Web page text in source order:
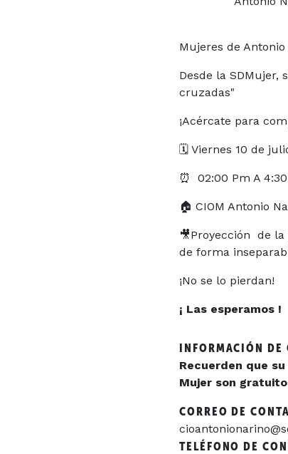
Mujeres de Antonio
Desde la SDMujer,
cruzadas"
¡Acércate para
🗓️ Viernes 10 de
⏰ 02:00 Pm A
🏠 CIOM Antonio
🎥Proyección de
de forma
¡No se lo pierdan!
¡ Las esperamos !
INFORMACIÓN DE
Recuerden que
Mujer son
CORREO DE
TELÉFONO DE